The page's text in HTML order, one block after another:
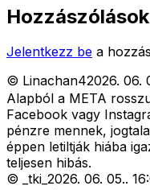
Hozzászólások
Jelentkezz be a
© Linachan42026. 06.
Alapból a META
Facebook vagy
pénzre mennek,
éppen letiltják hiába
teljesen hibás.
©
_tki_ 2026. 06. 05..